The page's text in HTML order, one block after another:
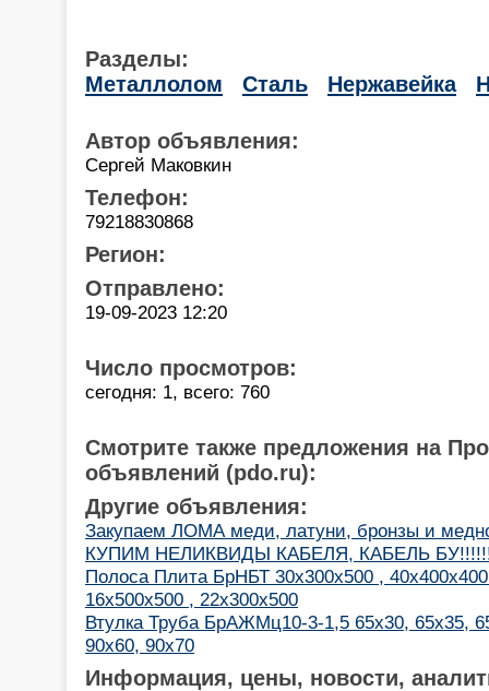
Разделы:
Металлолом
Сталь Нержавейка
Автор объявления:
Сергей Маковкин
Телефон:
79218830868
Регион:
Отправлено:
19-09-2023 12:20
Число просмотров:
сегодня: 1, всего: 760
Смотрите также предложения на
объявлений (pdo.ru):
Другие объявления:
Закупаем ЛОМА меди, латуни, бронзы и
КУПИМ НЕЛИКВИДЫ КАБЕЛЯ, КАБЕЛЬ
Полоса Плита БрНБТ 30х300х500 ,
16х500х500 , 22х300х500
Втулка Труба БрАЖМц10-3-1,5 65х30, 65х35,
90х60, 90х70
Информация, цены, новости,